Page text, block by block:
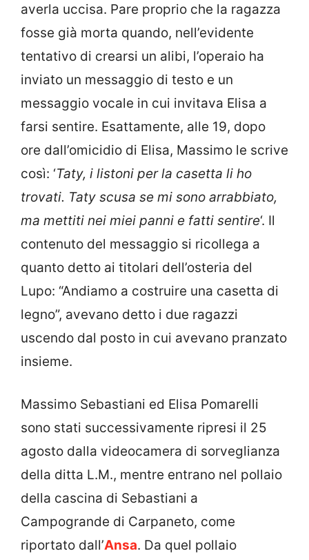
averla uccisa. Pare proprio che la ragazza
fosse già morta quando, nell’evidente
tentativo di crearsi un alibi, l’operaio ha
inviato un messaggio di testo e un
messaggio vocale in cui invitava Elisa a
farsi sentire. Esattamente, alle 19, dopo
ore dall’omicidio di Elisa, Massimo le scrive
così: ‘Taty, i listoni per la casetta li ho
trovati. Taty scusa se mi sono arrabbiato,
ma mettiti nei miei panni e fatti sentire‘. Il
contenuto del messaggio si ricollega a
quanto detto ai titolari dell’osteria del
Lupo: “Andiamo a costruire una casetta di
legno”, avevano detto i due ragazzi
uscendo dal posto in cui avevano pranzato
insieme.
Massimo Sebastiani ed Elisa Pomarelli
sono stati successivamente ripresi il 25
agosto dalla videocamera di sorveglianza
della ditta L.M., mentre entrano nel pollaio
della cascina di Sebastiani a
Campogrande di Carpaneto, come
riportato dall’Ansa. Da quel pollaio